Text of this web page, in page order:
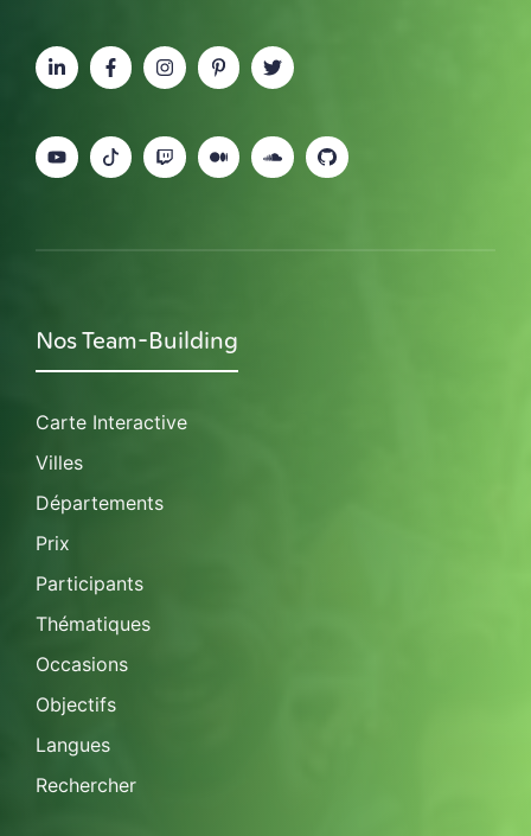
Nos Team-Building
Carte Interactive
Villes
Départements
Prix
Participants
Thématiques
Occasions
Objectifs
Langues
Rechercher